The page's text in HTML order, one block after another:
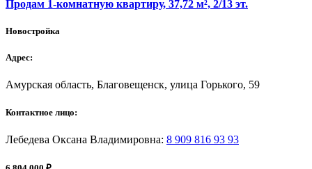
Продам 1-комнатную квартиру, 37,72 м², 2/13 эт.
Новостройка
Адрес:
Амурская область, Благовещенск, улица Горького, 59
Контактное лицо:
Лебедева Оксана Владимировна: 8 909 816 93 93